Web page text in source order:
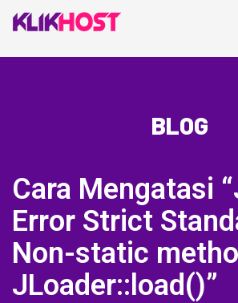
BLOG
Cara Mengatasi
Error Strict
Non-static
JLoader::load()”